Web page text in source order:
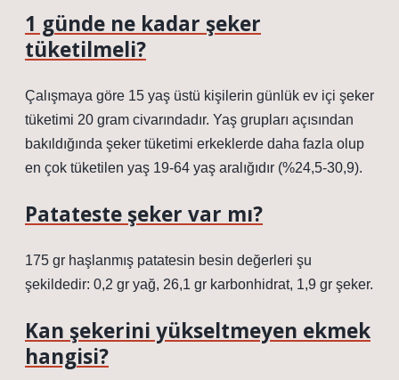
1 günde ne kadar şeker
tüketilmeli?
Çalışmaya göre 15 yaş üstü kişilerin günlük ev içi şeker
tüketimi 20 gram civarındadır. Yaş grupları açısından
bakıldığında şeker tüketimi erkeklerde daha fazla olup
en çok tüketilen yaş 19-64 yaş aralığıdır (%24,5-30,9).
Patateste şeker var mı?
175 gr haşlanmış patatesin besin değerleri şu
şekildedir: 0,2 gr yağ, 26,1 gr karbonhidrat, 1,9 gr şeker.
Kan şekerini yükseltmeyen ekmek
hangisi?